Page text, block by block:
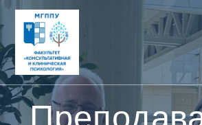
Перейти
к
контенту